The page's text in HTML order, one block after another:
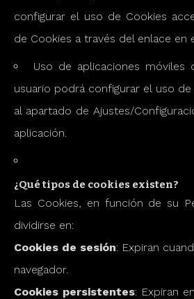
configurar el uso de Cookies
de Cookies a través del enlace en
Uso de aplicaciones móviles
usuario podrá configurar el uso
al apartado de Ajustes/
aplicación.
¿Qué tipos de cookies existen?
Las Cookies, en función de su
dividirse en:
Cookies de sesión: Expiran
navegador.
Cookies persistentes: Expiran